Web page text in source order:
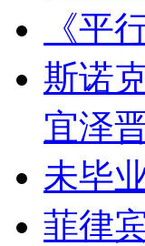
《平
斯诺
宜泽
未毕
菲律